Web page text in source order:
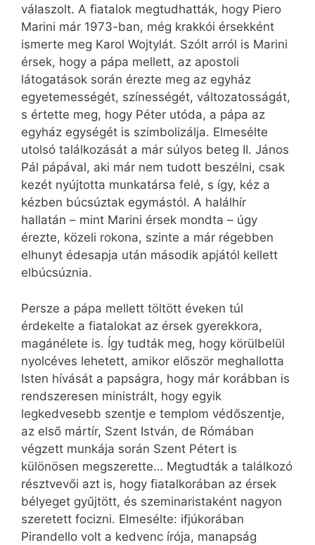
válaszolt. A fiatalok megtudhatták, hogy Piero
Marini már 1973-ban, még krakkói érsekként
ismerte meg Karol Wojtylát. Szólt arról is Marini
érsek, hogy a pápa mellett, az apostoli
látogatások során érezte meg az egyház
egyetemességét, színességét, változatosságát,
s értette meg, hogy Péter utóda, a pápa az
egyház egységét is szimbolizálja. Elmesélte
utolsó találkozását a már súlyos beteg II. János
Pál pápával, aki már nem tudott beszélni, csak
kezét nyújtotta munkatársa felé, s így, kéz a
kézben búcsúztak egymástól. A halálhír
hallatán – mint Marini érsek mondta – úgy
érezte, közeli rokona, szinte a már régebben
elhunyt édesapja után második apjától kellett
elbúcsúznia.
Persze a pápa mellett töltött éveken túl
érdekelte a fiatalokat az érsek gyerekkora,
magánélete is. Így tudták meg, hogy körülbelül
nyolcéves lehetett, amikor először meghallotta
Isten hívását a papságra, hogy már korábban is
rendszeresen ministrált, hogy egyik
legkedvesebb szentje e templom védőszentje,
az első mártír, Szent István, de Rómában
végzett munkája során Szent Pétert is
különösen megszerette… Megtudták a találkozó
résztvevői azt is, hogy fiatalkorában az érsek
bélyeget gyűjtött, és szeminaristaként nagyon
szeretett focizni. Elmesélte: ifjúkorában
Pirandello volt a kedvenc írója, manapság